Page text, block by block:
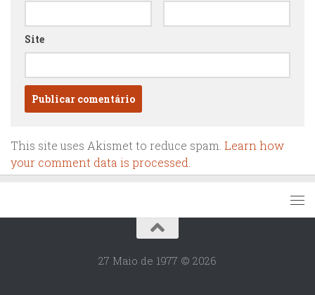
Site
This site uses Akismet to reduce spam. Learn how
your comment data is processed.
27 Maio de 1977 © 2026